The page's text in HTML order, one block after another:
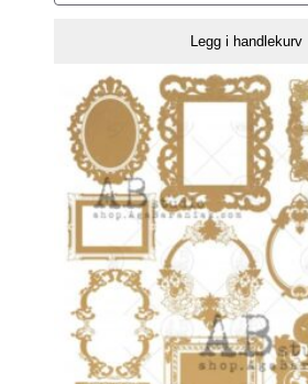
00076
antall
Legg i handlekurv